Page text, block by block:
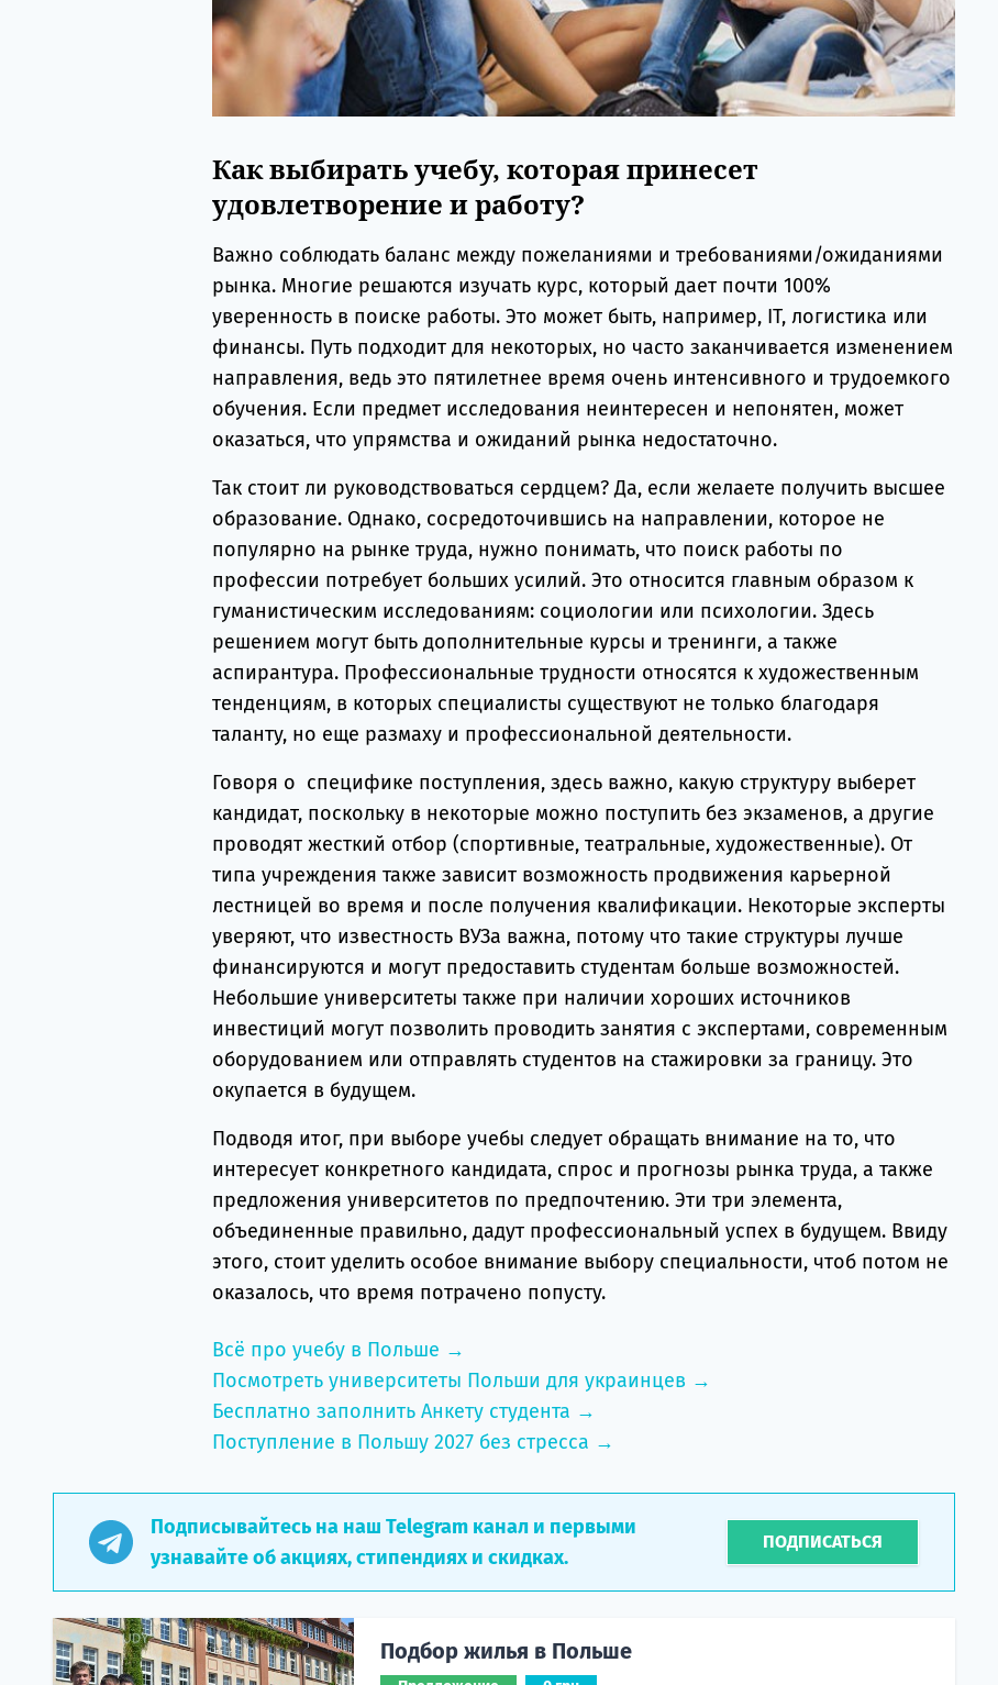
Как выбирать учебу, которая принесет
удовлетворение и работу?
Важно соблюдать баланс между пожеланиями и требованиями/ожиданиями
рынка. Многие решаются изучать курс, который дает почти 100%
уверенность в поиске работы. Это может быть, например, IT, логистика или
финансы. Путь подходит для некоторых, но часто заканчивается изменением
направления, ведь это пятилетнее время очень интенсивного и трудоемкого
обучения. Если предмет исследования неинтересен и непонятен, может
оказаться, что упрямства и ожиданий рынка недостаточно.
Так стоит ли руководствоваться сердцем? Да, если желаете получить высшее
образование. Однако, сосредоточившись на направлении, которое не
популярно на рынке труда, нужно понимать, что поиск работы по
профессии потребует больших усилий. Это относится главным образом к
гуманистическим исследованиям: социологии или психологии. Здесь
решением могут быть дополнительные курсы и тренинги, а также
аспирантура. Профессиональные трудности относятся к художественным
тенденциям, в которых специалисты существуют не только благодаря
таланту, но еще размаху и профессиональной деятельности.
Говоря о специфике поступления, здесь важно, какую структуру выберет
кандидат, поскольку в некоторые можно поступить без экзаменов, а другие
проводят жесткий отбор (спортивные, театральные, художественные). От
типа учреждения также зависит возможность продвижения карьерной
лестницей во время и после получения квалификации. Некоторые эксперты
уверяют, что известность ВУЗа важна, потому что такие структуры лучше
финансируются и могут предоставить студентам больше возможностей.
Небольшие университеты также при наличии хороших источников
инвестиций могут позволить проводить занятия с экспертами, современным
оборудованием или отправлять студентов на стажировки за границу. Это
окупается в будущем.
Подводя итог, при выборе учебы следует обращать внимание на то, что
интересует конкретного кандидата, спрос и прогнозы рынка труда, а также
предложения университетов по предпочтению. Эти три элемента,
объединенные правильно, дадут профессиональный успех в будущем. Ввиду
этого, стоит уделить особое внимание выбору специальности, чтоб потом не
оказалось, что время потрачено попусту.
Всё про учебу в Польше →
Посмотреть университеты Польши для украинцев →
Бесплатно заполнить Анкету студента →
Поступление в Польшу 2027 без стресса →
Подписывайтесь на наш Telegram канал и первыми
узнавайте об акциях, стипендиях и скидках.
ПОДПИСАТЬСЯ
Подбор жилья в Польше